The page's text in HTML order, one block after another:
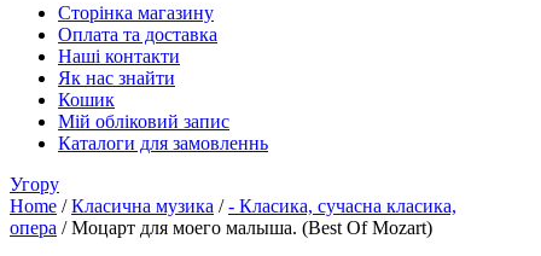
Сторінка магазину
Оплата та доставка
Наші контакти
Як нас знайти
Кошик
Мій обліковий запис
Каталоги для замовленнь
Угору
Home /Класична музика /- Класика, сучасна класика,
опера / Моцарт для моего малыша. (Best Of Mozart)